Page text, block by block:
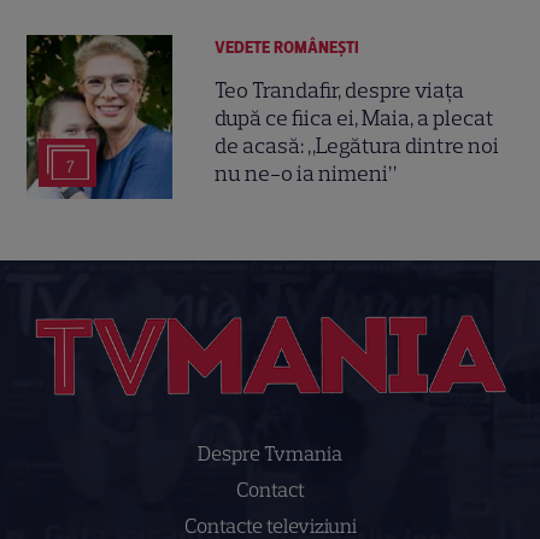
7
VEDETE ROMÂNEŞTI
Teo Trandafir, despre viața
după ce fiica ei, Maia, a plecat
de acasă: „Legătura dintre noi
nu ne-o ia nimeni”
Despre Tvmania
Contact
Contacte televiziuni